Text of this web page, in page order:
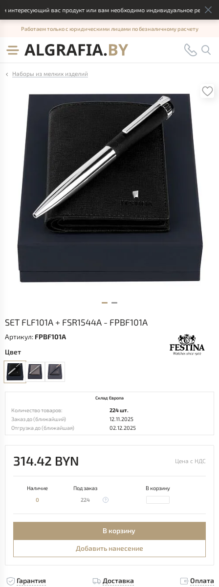
вас продукт или вам необходимо индивидуальное
Работаем только с юридическими лицами по безналичному расчету
Наборы из мелких изделий
SET FLF101A + FSR1544A - FPBF101A
Артикул: FPBF101A
Цвет
Склад Европа
Количество товаров:
224 шт.
Заказ до (ближайший)
12.11.2025
Отгрузка до (ближайшая)
02.12.2025
314.42 BYN Цена с НДС
Наличие Под заказ
В корзину
0
224
В корзину
Добавить нанесение
Гарантия Доставка Оплата